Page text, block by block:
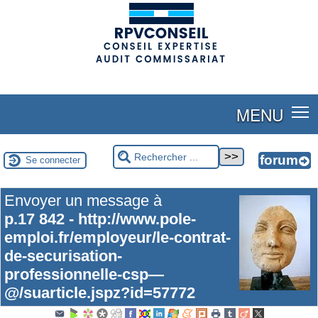
MENU
Se connecter
Envoyer un message à
p.17 842 - http://www.pole-
emploi.fr/employeur/le-contrat-
de-securisation-
professionnelle-csp—
@/suarticle.jspz?id=57772